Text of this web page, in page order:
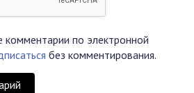
комментарии по электронной
без комментирования.